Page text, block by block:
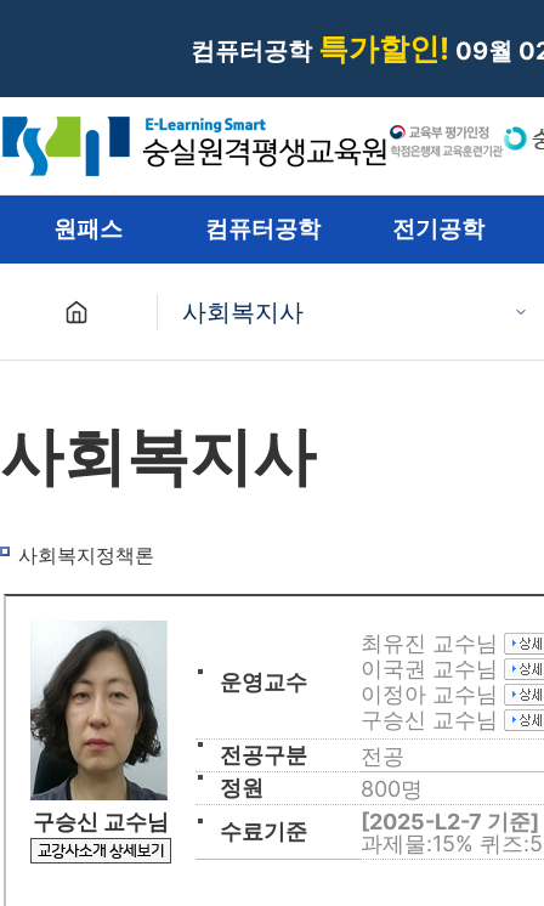
컴퓨터공학 특가할인! 09월
원패스 컴퓨터공학 전기공학
사회복지사
컴퓨터공학
전기공학
경영학/CPA
수강신청
교육원 소개
사회복지사
사회복지정책론
구승신 교수님
운영교수
최유진 교수님
이국권 교수님
이정아 교수님
구승신 교수님
전공구분
전공
정원
800명
수료기준
[2025-L2-7 기준]
과제물:15% 퀴즈